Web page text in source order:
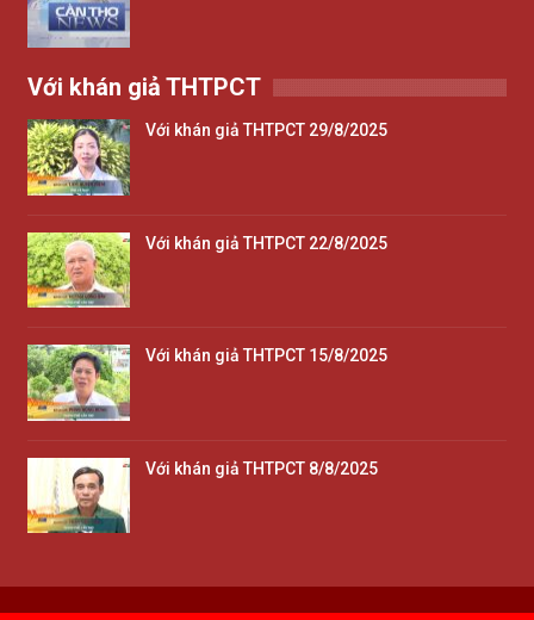
Với khán giả THTPCT
Với khán giả THTPCT 29/8/2025
Với khán giả THTPCT 22/8/2025
Với khán giả THTPCT 15/8/2025
Với khán giả THTPCT 8/8/2025